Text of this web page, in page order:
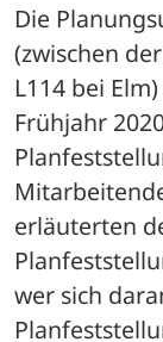
Die
(zwischen
L114 bei
Frühjahr
erläuterten
wer sich